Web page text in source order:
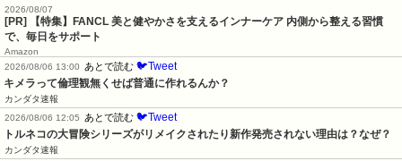
2026/08/07
[PR] 【特集】FANCL 美と健やかさを支えるインナーケア 内側から整える習慣
で、毎日をサポート
Amazon
2026/08/06 13:00
あとで読む 🐦Tweet
キメラって倫理観無くせば普通に作れるんか？
カンダタ速報
2026/08/06 12:05
あとで読む 🐦Tweet
トルネコの大冒険シリーズがリメイクされたり新作発売されない理由は？なぜ？
カンダタ速報